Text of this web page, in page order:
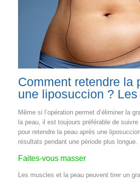
Comment retendre la
une liposuccion ?
Même si l’opération permet d’éliminer la
la peau, il est toujours préférable de
pour retendre la peau après une
résultats pendant une période plus longue.
Faites-vous masser
Les muscles et la peau peuvent tirer un